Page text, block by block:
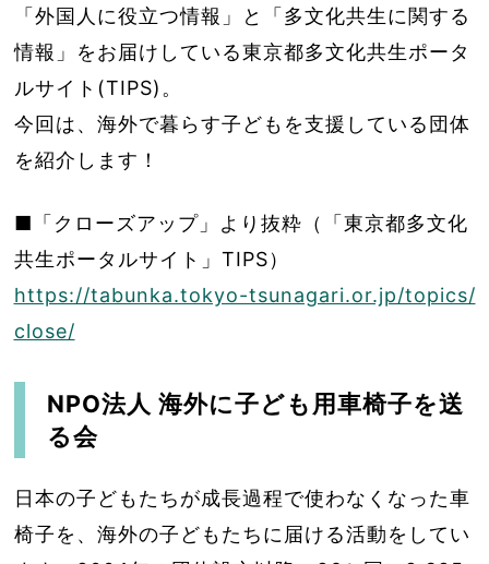
「外国人に役立つ情報」と「多文化共生に関する
情報」をお届けしている東京都多文化共生ポータ
ルサイト(TIPS)。
今回は、海外で暮らす子どもを支援している団体
を紹介します！
■「クローズアップ」より抜粋（「東京都多文化
共生ポータルサイト」TIPS）
https://tabunka.tokyo-tsunagari.or.jp/topics/
close/
NPO法人 海外に子ども用車椅子を送
る会
日本の子どもたちが成長過程で使わなくなった車
椅子を、海外の子どもたちに届ける活動をしてい